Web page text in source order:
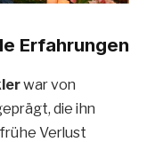
Erfahrungen
war von
die ihn
Verlust